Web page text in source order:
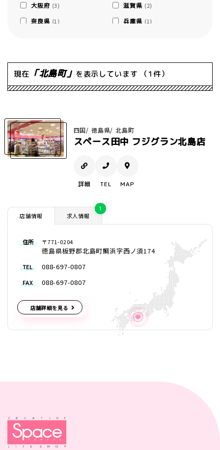
大阪府 (3) 滋賀県 (2)
奈良県 (1) 兵庫県 (1)
福岡県 (2) 大分県 (1)
佐賀県 (1) 熊本県 (1)
現在 「北島町」 を表示しています （1件）
四国 徳島県 北島町
スペース田中 フジグラン北島店
詳細 TEL MAP
店舗情報 求人情報
1
住所 〒771-0204
徳島県板野郡北島町鯛浜字西ノ須174
TEL 088-697-0807
FAX 088-697-0807
店舗詳細を見る